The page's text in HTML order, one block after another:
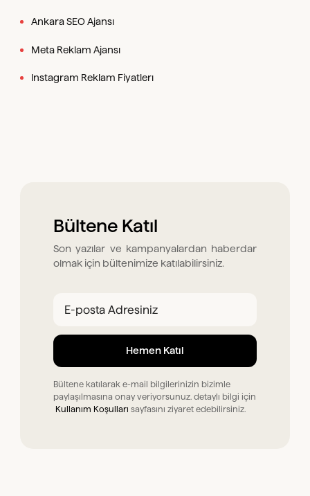
Ankara SEO Ajansı
Meta Reklam Ajansı
Instagram Reklam Fiyatlerı
Bültene Katıl
Son yazılar ve kampanyalardan haberdar
olmak için bültenimize katılabilirsiniz.
Bültene katılarak e-mail bilgilerinizin bizimle
paylaşılmasına onay veriyorsunuz. detaylı bilgi için
Kullanım Koşulları sayfasını ziyaret edebilirsiniz.